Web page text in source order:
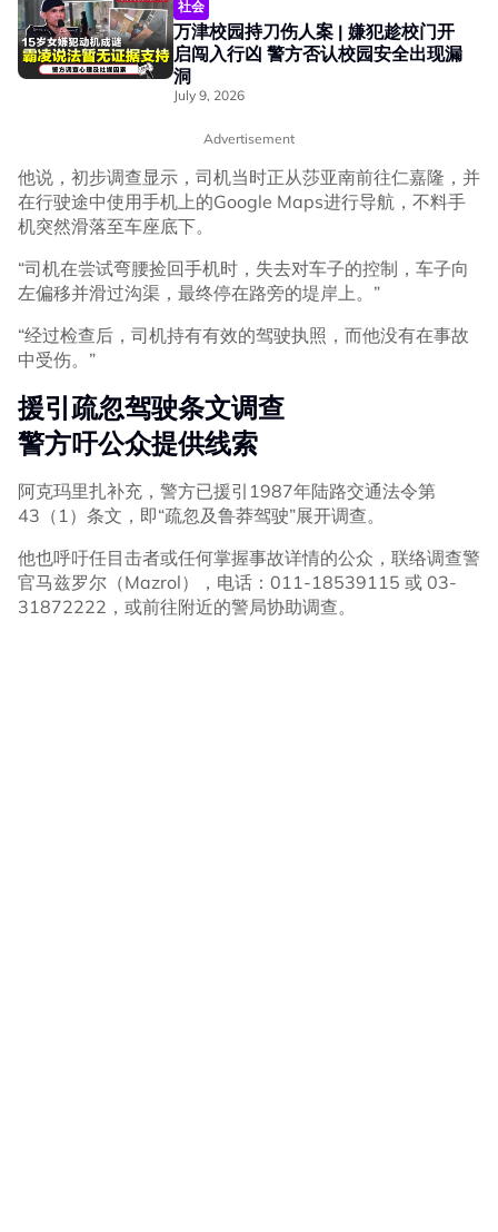
社会
万津校园持刀伤人案 | 嫌犯趁校门开
启闯入行凶 警方否认校园安全出现漏
洞
July 9, 2026
Advertisement
他说，初步调查显示，司机当时正从莎亚南前往仁嘉隆，并
在行驶途中使用手机上的Google Maps进行导航，不料手
机突然滑落至车座底下。
“司机在尝试弯腰捡回手机时，失去对车子的控制，车子向
左偏移并滑过沟渠，最终停在路旁的堤岸上。”
“经过检查后，司机持有有效的驾驶执照，而他没有在事故
中受伤。”
援引疏忽驾驶条文调查
警方吁公众提供线索
阿克玛里扎补充，警方已援引1987年陆路交通法令第
43（1）条文，即“疏忽及鲁莽驾驶”展开调查。
他也呼吁任目击者或任何掌握事故详情的公众，联络调查警
官马兹罗尔（Mazrol），电话：011-18539115 或 03-
31872222，或前往附近的警局协助调查。